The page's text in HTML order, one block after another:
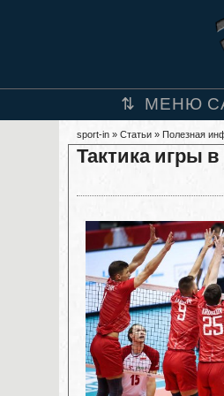
МЕНЮ
sport-in » Статьи » Полезная
Тактика игры